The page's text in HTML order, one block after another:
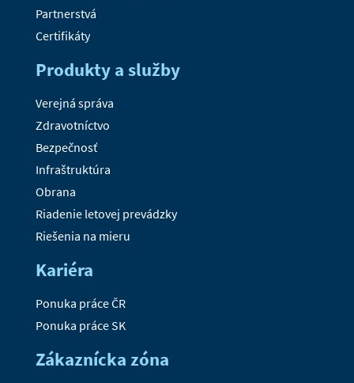
Partnerstvá
Certifikáty
Produkty a služby
Verejná správa
Zdravotníctvo
Bezpečnosť
Infraštruktúra
Obrana
Riadenie letovej prevádzky
Riešenia na mieru
Kariéra
Ponuka práce ČR
Ponuka práce SK
Zákaznícka zóna